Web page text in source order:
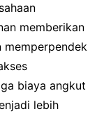
memberikan
memperpendek
biaya angkut
lebih